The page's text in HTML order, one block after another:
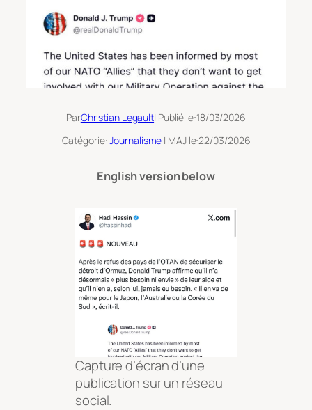
ParChristian Legault| Publié le:18/03/2026
Catégorie:Journalisme | MAJ le:22/03/2026
English version below
Capture d’écran d’une
publication sur un réseau
social.